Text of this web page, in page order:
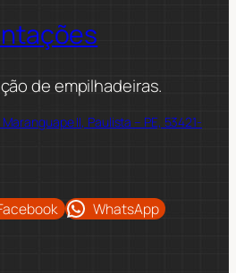
de empilhadeiras.
II, Paulista – PE, 53421-
WhatsApp